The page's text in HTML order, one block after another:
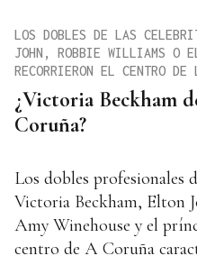
¿Victoria Beckham
Coruña?
LOS DOBLES DE LAS
JOHN, ROBBIE WILLIAMS O
RECORRIERON EL CENTRO DE
Los dobles profesionales
Victoria Beckham, Elton
Amy Winehouse y el
centro de A Coruña